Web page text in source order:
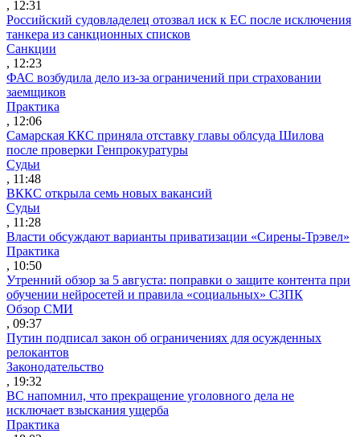
, 12:31
Российский судовладелец отозвал иск к ЕС после исключения
танкера из санкционных списков
Санкции
, 12:23
ФАС возбудила дело из-за ограничений при страховании
заемщиков
Практика
, 12:06
Самарская ККС приняла отставку главы облсуда Шилова
после проверки Генпрокуратуры
Судьи
, 11:48
ВККС открыла семь новых вакансий
Судьи
, 11:28
Власти обсуждают варианты приватизации «Сирены-Трэвел»
Практика
, 10:50
Утренний обзор за 5 августа: поправки о защите контента при
обучении нейросетей и правила «социальных» СЗПК
Обзор СМИ
, 09:37
Путин подписал закон об ограничениях для осужденных
релокантов
Законодательство
, 19:32
ВС напомнил, что прекращение уголовного дела не
исключает взыскания ущерба
Практика